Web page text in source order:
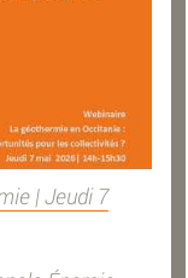
| Jeudi 7